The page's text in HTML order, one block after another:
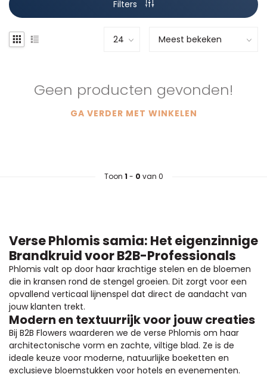
Filters
Geen producten gevonden!
GA VERDER MET WINKELEN
Toon 1 - 0 van 0
Verse Phlomis samia: Het eigenzinnige
Brandkruid voor B2B-Professionals
Phlomis valt op door haar krachtige stelen en de bloemen
die in kransen rond de stengel groeien. Dit zorgt voor een
opvallend verticaal lijnenspel dat direct de aandacht van
jouw klanten trekt.
Modern en textuurrijk voor jouw creaties
Bij B2B Flowers waarderen we de verse Phlomis om haar
architectonische vorm en zachte, viltige blad. Ze is de
ideale keuze voor moderne, natuurlijke boeketten en
exclusieve bloemstukken voor hotels en evenementen.